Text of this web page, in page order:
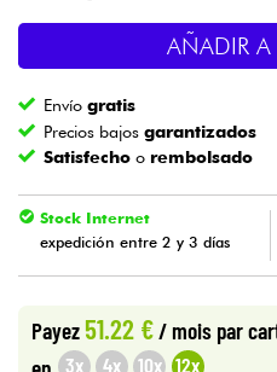
Luces
Vientos
Violines y cuarteto
Niños
Cables & Acces.
AÑADIR A
Envíogratis
Precios bajosgarantizados
Satisfecho o rembolsado
Stock Internet
expedición entre 2 y 3 días
Payez51.22 € / mois par
3x 4x 10x 12x